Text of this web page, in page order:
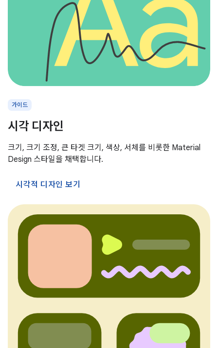
가이드
시각 디자인
크기, 크기 조정, 큰 타겟 크기, 색상, 서체를 비롯한 Material
Design 스타일을 채택합니다.
시각적 디자인 보기